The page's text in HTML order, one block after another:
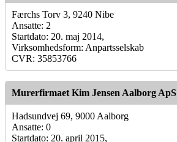
Færchs Torv 3, 9240 Nibe
Ansatte: 2
Startdato: 20. maj 2014,
Virksomhedsform: Anpartsselskab
CVR: 35853766
Murerfirmaet Kim Jensen Aalborg ApS
Hadsundvej 69, 9000 Aalborg
Ansatte: 0
Startdato: 20. april 2015,